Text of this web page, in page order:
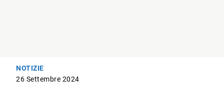
NOTIZIE
26 Settembre 2024